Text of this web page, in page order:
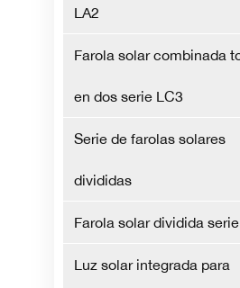
LA2
Farola solar combinada
en dos serie LC3
Serie de farolas solares
divididas
Farola solar dividida
Luz solar integrada para